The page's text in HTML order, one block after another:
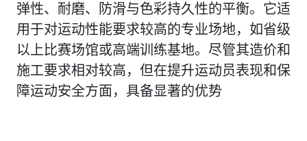
弹性、耐磨、防滑与色彩持久性的平衡。它适
用于对运动性能要求较高的专业场地，如省级
以上比赛场馆或高端训练基地。尽管其造价和
施工要求相对较高，但在提升运动员表现和保
障运动安全方面，具备显著的优势